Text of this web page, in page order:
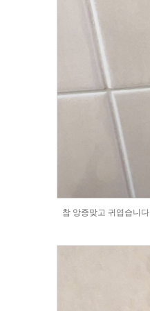
참 앙증맞고 귀엽습니